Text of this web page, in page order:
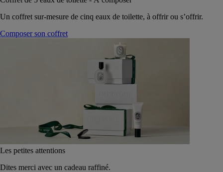
Un coffret sur-mesure de cinq eaux de toilette, à offrir ou s’offrir.
Composer son coffret
Les petites attentions
Dites merci avec un cadeau raffiné.